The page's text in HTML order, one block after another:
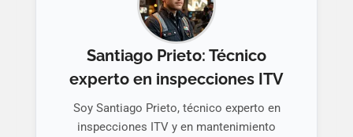
Santiago Prieto: Técnico
experto en inspecciones ITV
Soy Santiago Prieto, técnico experto en
inspecciones ITV y en mantenimiento